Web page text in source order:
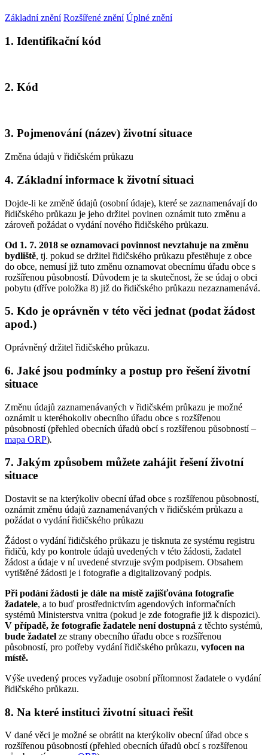
Základní znění Rozšířené znění Úplné znění
1. Identifikační kód
2. Kód
3. Pojmenování (název) životní situace
Změna údajů v řidičském průkazu
4. Základní informace k životní situaci
Dojde-li ke změně údajů (osobní údaje), které se zaznamenávají do
řidičského průkazu je jeho držitel povinen oznámit tuto změnu a
zároveň požádat o vydání nového řidičského průkazu.
Od 1. 7. 2018 se oznamovací povinnost nevztahuje na změnu
bydliště, tj. pokud se držitel řidičského průkazu přestěhuje z obce
do obce, nemusí již tuto změnu oznamovat obecnímu úřadu obce s
rozšířenou působností. Důvodem je ta skutečnost, že se údaj o obci
pobytu (dříve položka 8) již do řidičského průkazu nezaznamenává.
5. Kdo je oprávněn v této věci jednat (podat žádost
apod.)
Oprávněný držitel řidičského průkazu.
6. Jaké jsou podmínky a postup pro řešení životní
situace
Změnu údajů zaznamenávaných v řidičském průkazu je možné
oznámit u kteréhokoliv obecního úřadu obce s rozšířenou
působností (přehled obecních úřadů obcí s rozšířenou působností –
mapa ORP).
7. Jakým způsobem můžete zahájit řešení životní
situace
Dostavit se na kterýkoliv obecní úřad obce s rozšířenou působností,
oznámit změnu údajů zaznamenávaných v řidičském průkazu a
požádat o vydání řidičského průkazu
Žádost o vydání řidičského průkazu je tisknuta ze systému registru
řidičů, kdy po kontrole údajů uvedených v této žádosti, žadatel
žádost a údaje v ní uvedené stvrzuje svým podpisem. Obsahem
vytištěné žádosti je i fotografie a digitalizovaný podpis.
Při podání žádosti je dále na místě zajišťována fotografie
žadatele, a to buď prostřednictvím agendových informačních
systémů Ministerstva vnitra (pokud je zde fotografie již k dispozici).
V případě, že fotografie žadatele není dostupná z těchto systémů,
bude žadatel ze strany obecního úřadu obce s rozšířenou
působností, pro potřeby vydání řidičského průkazu, vyfocen na
místě.
Výše uvedený proces vyžaduje osobní přítomnost žadatele o vydání
řidičského průkazu.
8. Na které instituci životní situaci řešit
V dané věci je možné se obrátit na kterýkoliv obecní úřad obce s
rozšířenou působností (přehled obecních úřadů obcí s rozšířenou